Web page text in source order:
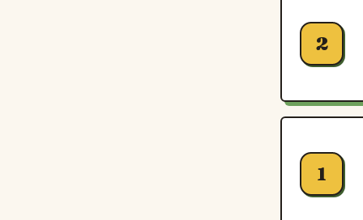
2
1